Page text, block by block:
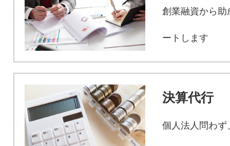
創業融資から助
ートします
決算代行
個人法人問わず